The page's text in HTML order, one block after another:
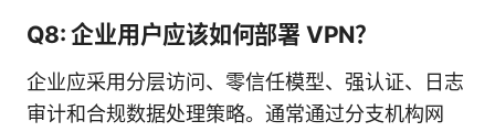
Q8: 企业用户应该如何部署 VPN？
企业应采用分层访问、零信任模型、强认证、日志
审计和合规数据处理策略。通常通过分支机构网